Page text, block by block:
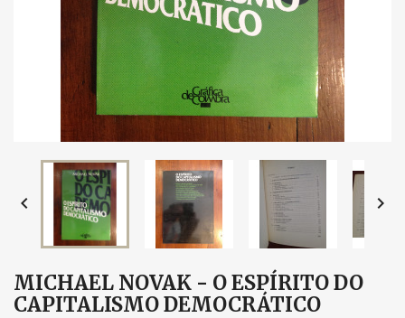
 
MICHAEL NOVAK - O ESPÍRITO DO
CAPITALISMO DEMOCRÁTICO